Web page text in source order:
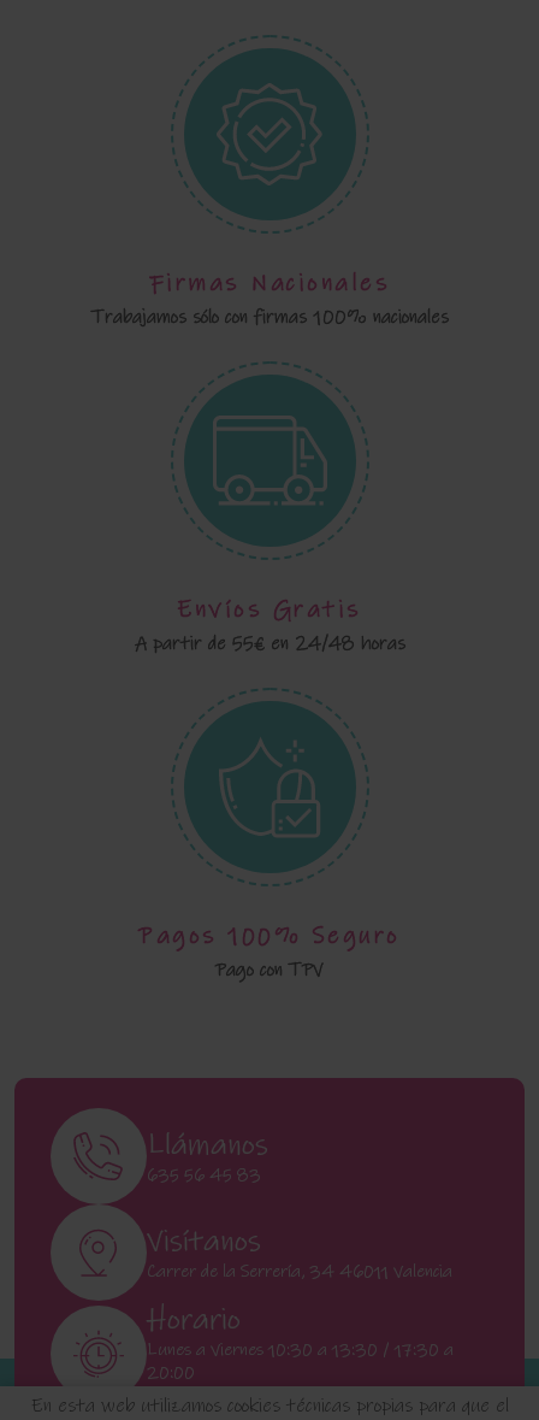
Firmas Nacionales
Trabajamos sólo con firmas 100% nacionales
Envíos Gratis
A partir de 55€ en 24/48 horas
Pagos 100% Seguro
Pago con TPV
En esta web utilizamos cookies técnicas propias para que el
Llámanos
635 56 45 83
Visítanos
Carrer de la Serrería, 34 46011 Valencia
Horario
Lunes a Viernes 10:30 a 13:30 / 17:30 a
20:00
Sábados 11:00 a 13:00